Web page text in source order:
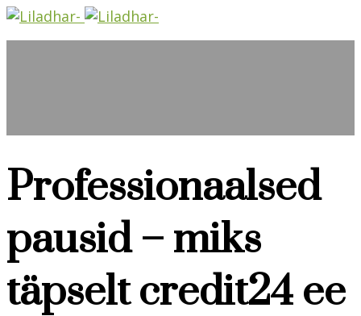
Professionaalsed
pausid – miks
täpselt credit24 ee